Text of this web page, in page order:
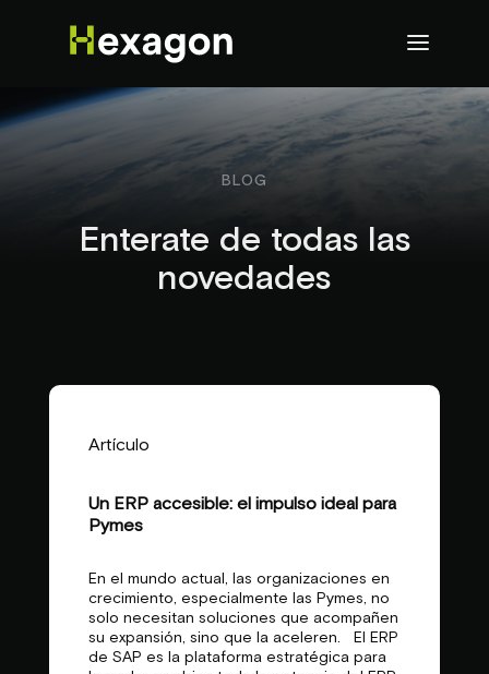
BLOG
Enterate de todas las
novedades
Artículo
Un ERP accesible: el impulso ideal para
Pymes
En el mundo actual, las organizaciones en
crecimiento, especialmente las Pymes, no
solo necesitan soluciones que acompañen
su expansión, sino que la aceleren. El ERP
de SAP es la plataforma estratégica para